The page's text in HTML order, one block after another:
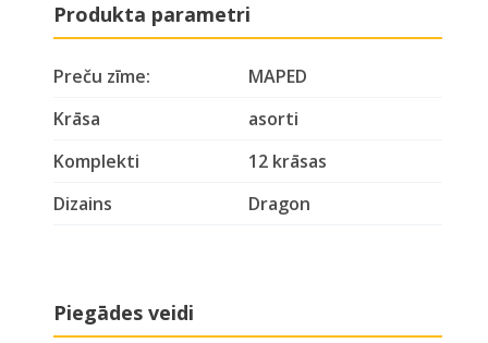
Produkta parametri
Preču zīme:
MAPED
Krāsa
asorti
Komplekti
12 krāsas
Dizains
Dragon
Piegādes veidi